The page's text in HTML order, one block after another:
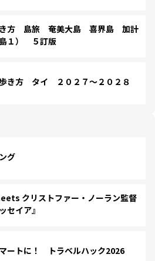
方 島旅 奄美大島 喜界島 加計
１） ５訂版
き方 タイ ２０２７～２０２８
グ
クリストファー・ノーラン監督
セイア』
ートに！ トラベルハック2026